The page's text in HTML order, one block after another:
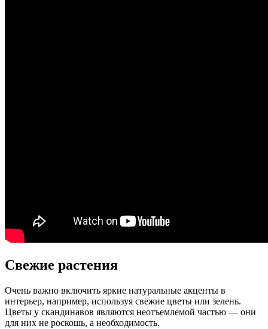
Свежие растения
Очень важно включить яркие натуральные акценты в
интерьер, например, используя свежие цветы или зелень.
Цветы у скандинавов являются неотъемлемой частью — они
для них не роскошь, а необходимость.